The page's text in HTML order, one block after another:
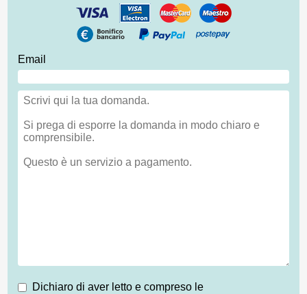
Email
Dichiaro di aver letto e compreso le